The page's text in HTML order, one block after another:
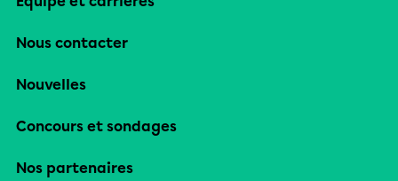
Nous contacter
Nouvelles
Concours et sondages
Nos partenaires